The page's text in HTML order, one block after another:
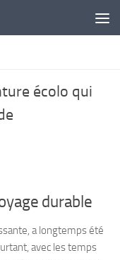
écolo qui
durable
a longtemps été
avec les temps